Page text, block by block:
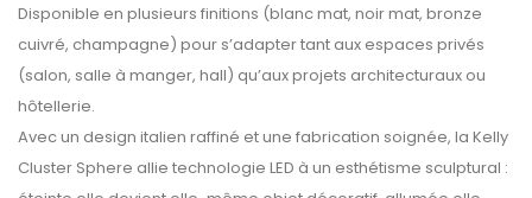
Disponible en plusieurs finitions (blanc mat, noir mat, bronze
cuivré, champagne) pour s’adapter tant aux espaces privés
(salon, salle à manger, hall) qu’aux projets architecturaux ou
hôtellerie.
Avec un design italien raffiné et une fabrication soignée, la Kelly
Cluster Sphere allie technologie LED à un esthétisme sculptural :